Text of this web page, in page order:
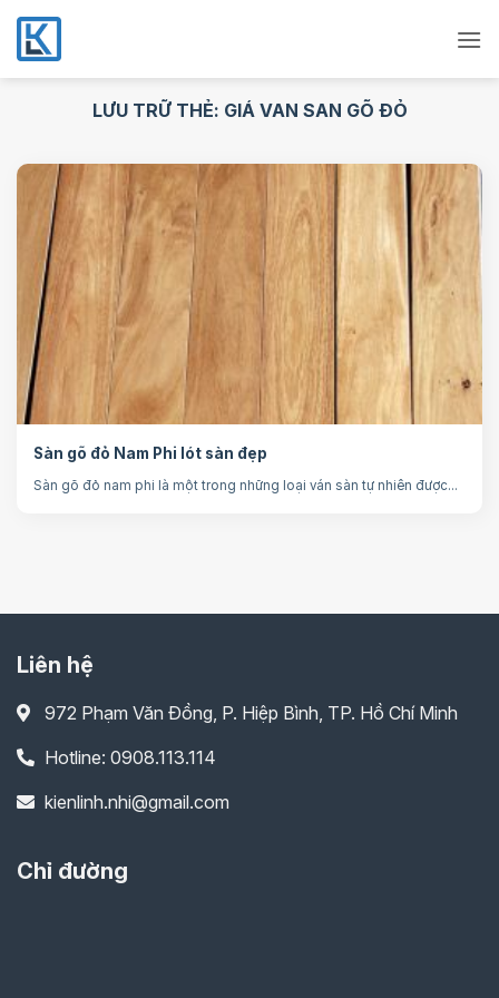
Bỏ
qua
nội
LƯU TRỮ THẺ: GIÁ VAN SAN GÕ ĐỎ
Sàn gõ đỏ Nam Phi lót sàn đẹp
Sàn gõ đỏ nam phi là một trong những loại ván sàn tự nhiên được...
Liên hệ
972 Phạm Văn Đồng, P. Hiệp Bình, TP. Hồ Chí Minh
Hotline: 0908.113.114
kienlinh.nhi@gmail.com
Chỉ đường